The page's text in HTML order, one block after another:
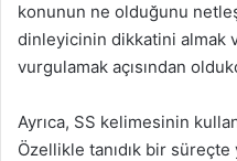
konunun ne olduğunu
dinleyicinin dikkatini almak
vurgulamak açısından
Ayrıca, SS kelimesinin
Özellikle tanıdık bir